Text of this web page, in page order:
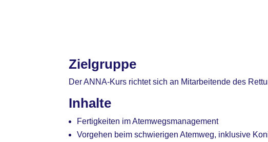
Zielgruppe
Der ANNA-Kurs richtet sich an Mitarbeitende des
Inhalte
Fertigkeiten im Atemwegsmanagement
Vorgehen beim schwierigen Atemweg, inklusive